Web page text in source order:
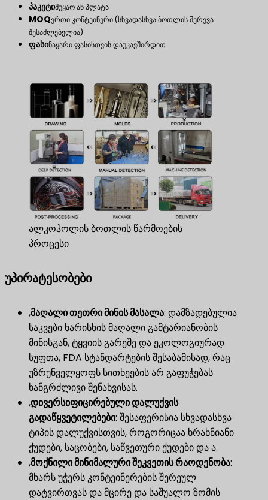
პაკეტიმუყაო ან პლატა
MOQერთი კონტეინერი (სხვადასხვა ბოთლის შერევა
შესაძლებელია)
ფასინაყარი ფასისთვის დაუკავშირდით
ალკოჰოლის ბოთლის წარმოების
პროცესი
უპირატესობები
,მაღალი თეთრი მინის მასალა​: დამზადებულია
საკვები ხარისხის მაღალი გამტარიანობის
მინისგან, ტყვიის გარეშე და ეკოლოგიურად
სუფთა, FDA სტანდარტების შესაბამისად, რაც
უზრუნველყოფს სითხეების არ გაფუჭებას
ხანგრძლივი შენახვისას.
,დივერსიფიცირებული დალუქვის
გადაწყვეტილებები​: შესაფერისია სხვადასხვა
ტიპის დალუქვისთვის, როგორიცაა ხრახნიანი
ქუდები, საცობები, საწვეთური ქუდები და ა.
,მოქნილი მინიმალური შეკვეთის რაოდენობა​:
მხარს უჭერს კონტეინერების შერეულ
დატვირთვას და მცირე და საშუალო ზომის